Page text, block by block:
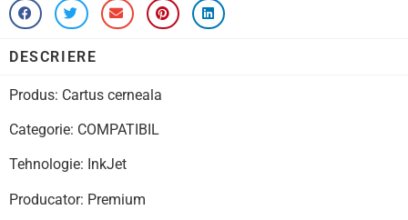
DESCRIERE
Produs: Cartus cerneala
Categorie: COMPATIBIL
Tehnologie: InkJet
Producator: Premium